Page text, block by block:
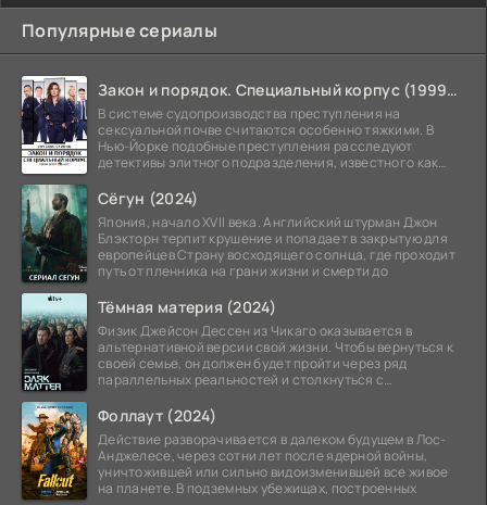
Популярные сериалы
Закон и порядок. Специальный корпус (1999-2026)
В системе судопроизводства преступления на
сексуальной почве считаются особенно тяжкими. В
Нью-Йорке подобные преступления расследуют
детективы элитного подразделения, известного как
Сёгун (2024)
Япония, начало XVII века. Английский штурман Джон
Блэкторн терпит крушение и попадает в закрытую для
европейцев Страну восходящего солнца, где проходит
путь от пленника на грани жизни и смерти до
Тёмная материя (2024)
Физик Джейсон Дессен из Чикаго оказывается в
альтернативной версии свой жизни. Чтобы вернуться к
своей семье, он должен будет пройти через ряд
параллельных реальностей и столкнуться с
Фоллаут (2024)
Действие разворачивается в далеком будущем в Лос-
Анджелесе, через сотни лет после ядерной войны,
уничтожившей или сильно видоизменившей все живое
на планете. В подземных убежищах, построенных